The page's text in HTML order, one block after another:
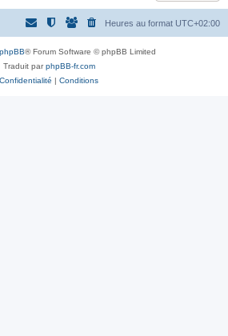
Heures au format UTC+02:00
phpBB® Forum Software © phpBB Limited
Traduit parphpBB-fr.com
Confidentialité | Conditions